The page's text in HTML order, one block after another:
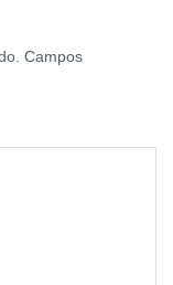
Campos